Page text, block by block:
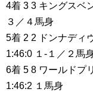
4着 3 3 キングスベ
３／４馬身
5着 2 2 ドンナディ
1:46:0 １-１／２馬
6着 5 8 ワールドプ
1:46:2 １馬身